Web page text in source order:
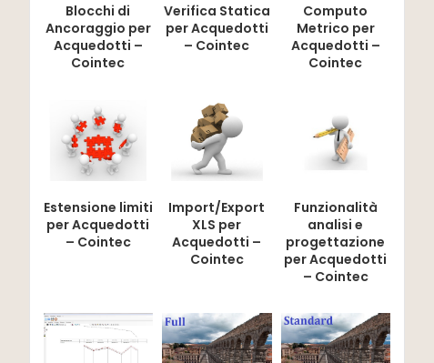
Blocchi di
Ancoraggio per
Acquedotti –
Cointec
Verifica Statica
per Acquedotti
– Cointec
Computo
Metrico per
Acquedotti –
Cointec
Estensione limiti
per Acquedotti
– Cointec
Import/Export
XLS per
Acquedotti –
Cointec
Funzionalità
analisi e
progettazione
per Acquedotti
– Cointec